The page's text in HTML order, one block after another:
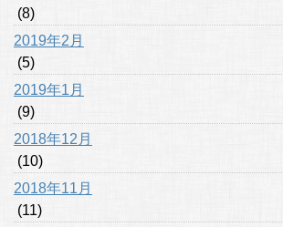
(8)
2019年2月
(5)
2019年1月
(9)
2018年12月
(10)
2018年11月
(11)